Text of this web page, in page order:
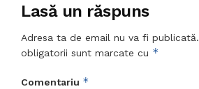
Lasă un răspuns
Adresa ta de email nu va fi publicată.
obligatorii sunt marcate cu *
Comentariu *